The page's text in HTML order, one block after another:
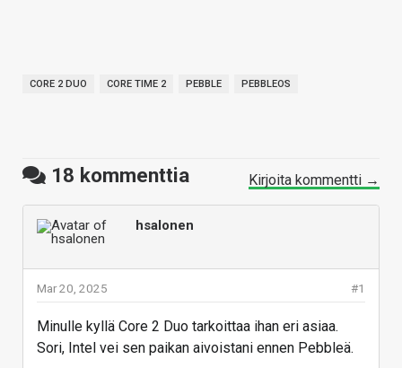
CORE 2 DUO CORE TIME 2 PEBBLE PEBBLEOS
18 kommenttia Kirjoita kommentti →
hsalonen
#1
Mar 20, 2025
Minulle kyllä Core 2 Duo tarkoittaa ihan eri asiaa.
Sori, Intel vei sen paikan aivoistani ennen Pebbleä.